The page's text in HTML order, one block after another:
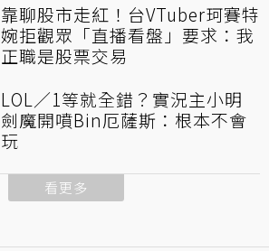
靠聊股市走紅！台VTuber珂賽特
婉拒觀眾「直播看盤」要求：我
正職是股票交易
LOL／1等就全錯？實況主小明
劍魔開噴Bin厄薩斯：根本不會
玩
看更多